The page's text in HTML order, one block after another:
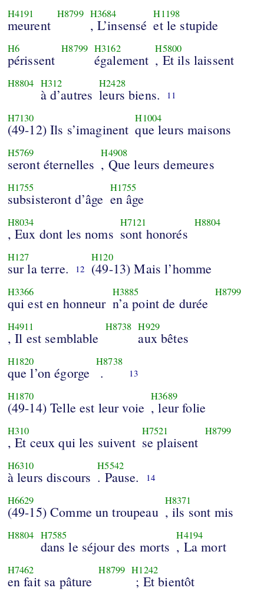
H4191
meurent
H8799 H3684
, L’insensé
H1198
et le stupide
H6
périssent
H8799 H3162
également
H5800
, Et ils laissent
H8804 H312
à d’autres
H2428
leurs biens. 11
H7130
(49-12) Ils s’imaginent
H1004
que leurs maisons
H5769
seront éternelles
H4908
, Que leurs demeures
H1755
subsisteront d’âge
H1755
en âge
H8034
, Eux dont les noms
H7121
sont honorés
H8804
H127
sur la terre. 12
H120
(49-13) Mais l’homme
H3366
qui est en honneur
H3885
n’a point de durée
H8799
H4911
, Il est semblable
H8738 H929
aux bêtes
H1820
que l’on égorge
H8738
. 13
H1870
(49-14) Telle est leur voie
H3689
, leur folie
H310
, Et ceux qui les suivent
H7521
se plaisent
H8799
H6310
à leurs discours
H5542
. Pause. 14
H6629
(49-15) Comme un troupeau
H8371
, ils sont mis
H8804 H7585
dans le séjour des morts
H4194
, La mort
H7462
en fait sa pâture
H8799 H1242
; Et bientôt